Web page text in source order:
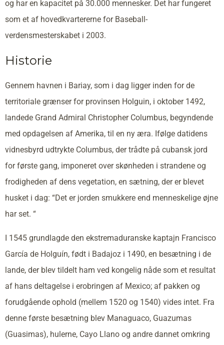
og har en kapacitet på 30.000 mennesker. Det har fungeret
som et af hovedkvartererne for Baseball-
verdensmesterskabet i 2003.
Historie
Gennem havnen i Bariay, som i dag ligger inden for de
territoriale grænser for provinsen Holguin, i oktober 1492,
landede Grand Admiral Christopher Columbus, begyndende
med opdagelsen af Amerika, til en ny æra. Ifølge datidens
vidnesbyrd udtrykte Columbus, der trådte på cubansk jord
for første gang, imponeret over skønheden i strandene og
frodigheden af dens vegetation, en sætning, der er blevet
husket i dag: “Det er jorden smukkere end menneskelige øjne
har set. “
I 1545 grundlagde den ekstremaduranske kaptajn Francisco
García de Holguín, født i Badajoz i 1490, en besætning i de
lande, der blev tildelt ham ved kongelig nåde som et resultat
af hans deltagelse i erobringen af Mexico; af pakken og
forudgående ophold (mellem 1520 og 1540) vides intet. Fra
denne første besætning blev Managuaco, Guazumas
(Guasimas), hulerne, Cayo Llano og andre dannet omkring